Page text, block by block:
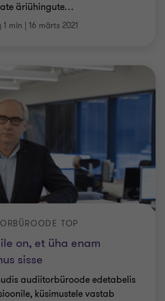
äriühingute…
1 min | 16 märts 2021
on, et üha enam
sisse
TOP
audiitorbüroode edetabelis
küsimustele vastab